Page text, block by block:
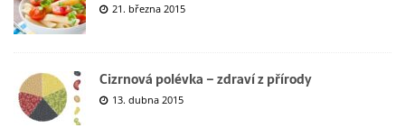
21. března 2015
Cizrnová polévka – zdraví z přírody
13. dubna 2015